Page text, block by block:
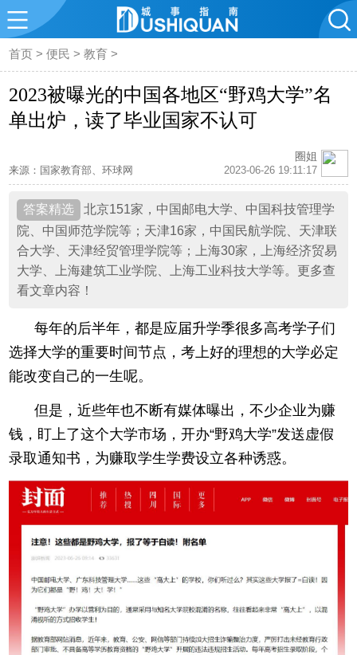
首页 >便民 >教育 >
2023被曝光的中国各地区“野鸡大学”名
单出炉，读了毕业国家不认可
来源：国家教育部、环球网
圈姐
2023-06-26 19:11:17
北京151家，中国邮电大学、中国科技管理学
院、中国师范学院等；天津16家，中国民航学院、天津联
合大学、天津经贸管理学院等；上海30家，上海经济贸易
大学、上海建筑工业学院、上海工业科技大学等。更多查
看文章内容！
每年的后半年，都是应届升学季很多高考学子们
选择大学的重要时间节点，考上好的理想的大学必定
能改变自己的一生呢。
但是，近些年也不断有媒体曝出，不少企业为赚
钱，盯上了这个大学市场，开办“野鸡大学”发送虚假
录取通知书，为赚取学生学费设立各种诱惑。